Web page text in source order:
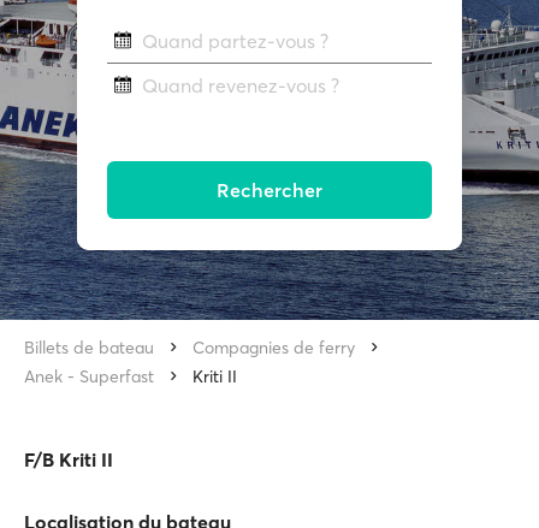
Quand partez-vous ?
Quand revenez-vous ?
Rechercher
Billets de bateau
Compagnies de ferry
Anek - Superfast
Kriti II
F/B Kriti II
Localisation du bateau